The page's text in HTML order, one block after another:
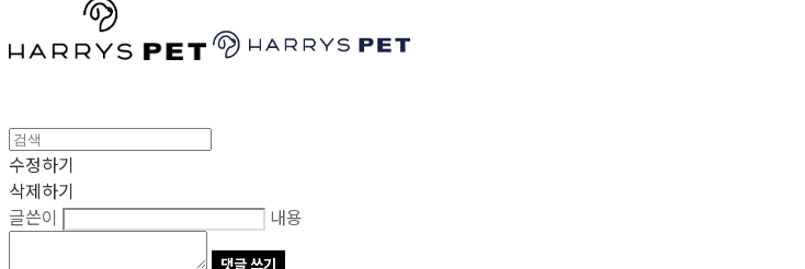
수정하기
삭제하기
글쓴이
내용
댓글 쓰기